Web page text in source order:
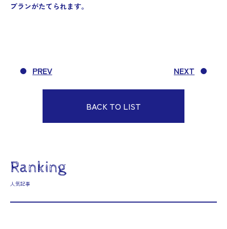
プランがたてられます。
PREV NEXT
BACK TO LIST
Ranking
人気記事